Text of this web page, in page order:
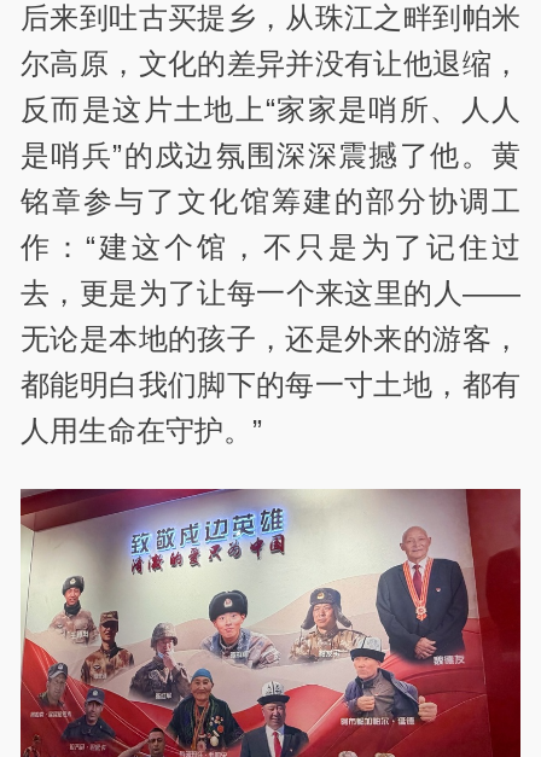
后来到吐古买提乡，从珠江之畔到帕米
尔高原，文化的差异并没有让他退缩，
反而是这片土地上“家家是哨所、人人
是哨兵”的戍边氛围深深震撼了他。黄
铭章参与了文化馆筹建的部分协调工
作：“建这个馆，不只是为了记住过
去，更是为了让每一个来这里的人——
无论是本地的孩子，还是外来的游客，
都能明白我们脚下的每一寸土地，都有
人用生命在守护。”